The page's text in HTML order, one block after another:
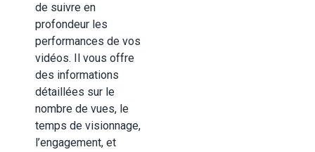
de suivre en
profondeur les
performances de vos
vidéos. Il vous offre
des informations
détaillées sur le
nombre de vues, le
temps de visionnage,
l’engagement, et